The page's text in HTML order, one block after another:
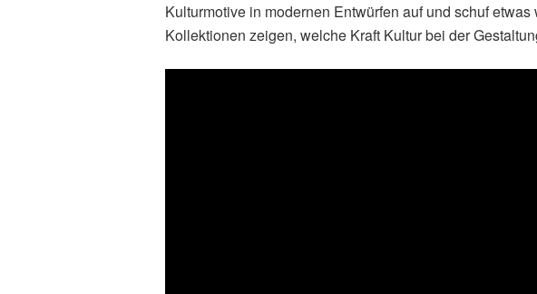
Kulturmotive in modernen Entwürfen auf und schuf
Kollektionen zeigen, welche Kraft Kultur bei der